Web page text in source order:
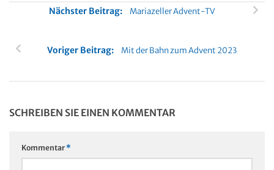
Nächster Beitrag: Mariazeller Advent-TV
Voriger Beitrag: Mit der Bahn zum Advent 2023
SCHREIBEN SIE EINEN KOMMENTAR
Kommentar *